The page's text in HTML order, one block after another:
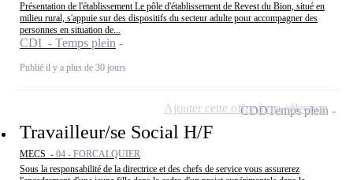
Présentation de l'établissement Le pôle d'établissement de Revest du Bion, situé en
milieu rural, s'appuie sur des dispositifs du secteur adulte pour accompagner des
personnes en situation de...
CDI - Temps plein
Publié il y a plus de 30 jours
Travailleur/se Social H/F
MECS - 04 - FORCALQUIER
Sous la responsabilité de la directrice et des chefs de service vous assurerez
CDDTemps plein
Ajouter cette offre à ma sélection